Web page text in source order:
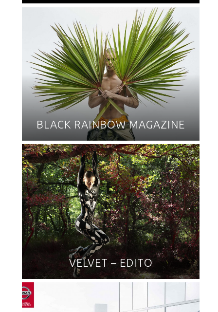
BLACK RAINBOW MAGAZINE
VELVET – EDITO